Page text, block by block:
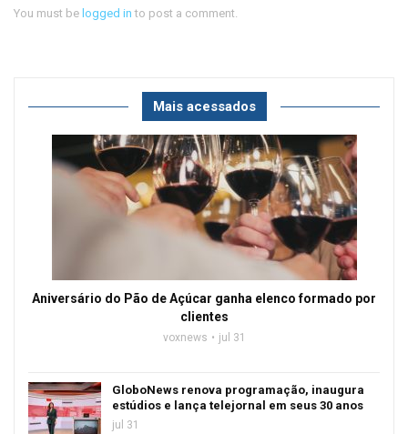
You must be logged in to post a comment.
Mais acessados
Aniversário do Pão de Açúcar ganha elenco formado por
clientes
voxnews jul 31
GloboNews renova programação, inaugura
estúdios e lança telejornal em seus 30 anos
jul 31